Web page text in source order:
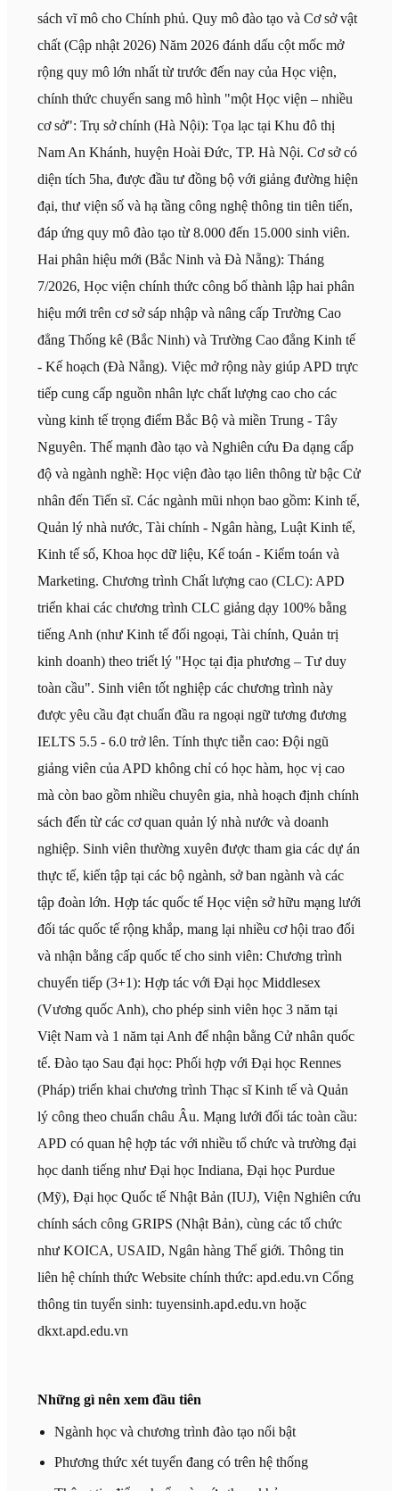
sách vĩ mô cho Chính phủ. Quy mô đào tạo và Cơ sở vật
chất (Cập nhật 2026) Năm 2026 đánh dấu cột mốc mở
rộng quy mô lớn nhất từ trước đến nay của Học viện,
chính thức chuyển sang mô hình "một Học viện – nhiều
cơ sở": Trụ sở chính (Hà Nội): Tọa lạc tại Khu đô thị
Nam An Khánh, huyện Hoài Đức, TP. Hà Nội. Cơ sở có
diện tích 5ha, được đầu tư đồng bộ với giảng đường hiện
đại, thư viện số và hạ tầng công nghệ thông tin tiên tiến,
đáp ứng quy mô đào tạo từ 8.000 đến 15.000 sinh viên.
Hai phân hiệu mới (Bắc Ninh và Đà Nẵng): Tháng
7/2026, Học viện chính thức công bố thành lập hai phân
hiệu mới trên cơ sở sáp nhập và nâng cấp Trường Cao
đẳng Thống kê (Bắc Ninh) và Trường Cao đẳng Kinh tế
- Kế hoạch (Đà Nẵng). Việc mở rộng này giúp APD trực
tiếp cung cấp nguồn nhân lực chất lượng cao cho các
vùng kinh tế trọng điểm Bắc Bộ và miền Trung - Tây
Nguyên. Thế mạnh đào tạo và Nghiên cứu Đa dạng cấp
độ và ngành nghề: Học viện đào tạo liên thông từ bậc Cử
nhân đến Tiến sĩ. Các ngành mũi nhọn bao gồm: Kinh tế,
Quản lý nhà nước, Tài chính - Ngân hàng, Luật Kinh tế,
Kinh tế số, Khoa học dữ liệu, Kế toán - Kiểm toán và
Marketing. Chương trình Chất lượng cao (CLC): APD
triển khai các chương trình CLC giảng dạy 100% bằng
tiếng Anh (như Kinh tế đối ngoại, Tài chính, Quản trị
kinh doanh) theo triết lý "Học tại địa phương – Tư duy
toàn cầu". Sinh viên tốt nghiệp các chương trình này
được yêu cầu đạt chuẩn đầu ra ngoại ngữ tương đương
IELTS 5.5 - 6.0 trở lên. Tính thực tiễn cao: Đội ngũ
giảng viên của APD không chỉ có học hàm, học vị cao
mà còn bao gồm nhiều chuyên gia, nhà hoạch định chính
sách đến từ các cơ quan quản lý nhà nước và doanh
nghiệp. Sinh viên thường xuyên được tham gia các dự án
thực tế, kiến tập tại các bộ ngành, sở ban ngành và các
tập đoàn lớn. Hợp tác quốc tế Học viện sở hữu mạng lưới
đối tác quốc tế rộng khắp, mang lại nhiều cơ hội trao đổi
và nhận bằng cấp quốc tế cho sinh viên: Chương trình
chuyển tiếp (3+1): Hợp tác với Đại học Middlesex
(Vương quốc Anh), cho phép sinh viên học 3 năm tại
Việt Nam và 1 năm tại Anh để nhận bằng Cử nhân quốc
tế. Đào tạo Sau đại học: Phối hợp với Đại học Rennes
(Pháp) triển khai chương trình Thạc sĩ Kinh tế và Quản
lý công theo chuẩn châu Âu. Mạng lưới đối tác toàn cầu:
APD có quan hệ hợp tác với nhiều tổ chức và trường đại
học danh tiếng như Đại học Indiana, Đại học Purdue
(Mỹ), Đại học Quốc tế Nhật Bản (IUJ), Viện Nghiên cứu
chính sách công GRIPS (Nhật Bản), cùng các tổ chức
như KOICA, USAID, Ngân hàng Thế giới. Thông tin
liên hệ chính thức Website chính thức: apd.edu.vn Cổng
thông tin tuyển sinh: tuyensinh.apd.edu.vn hoặc
dkxt.apd.edu.vn
Những gì nên xem đầu tiên
Ngành học và chương trình đào tạo nổi bật
Phương thức xét tuyển đang có trên hệ thống